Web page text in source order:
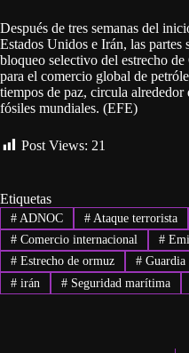
Después de tres semanas del
Estados Unidos e Irán, las partes
bloqueo selectivo del estrecho
para el comercio global de
tiempos de paz, circula alrededor
fósiles mundiales. (EFE)
Post Views: 21
Etiquetas
#ADNOC #Ataque terrorista
#Comercio internacional #
#Estrecho de ormuz #Guardia
#irán #Seguridad marítima